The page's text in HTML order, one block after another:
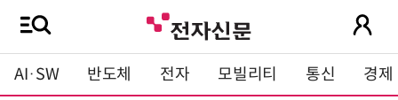
AI·SW 반도체 전자 모빌리티 통신 경제